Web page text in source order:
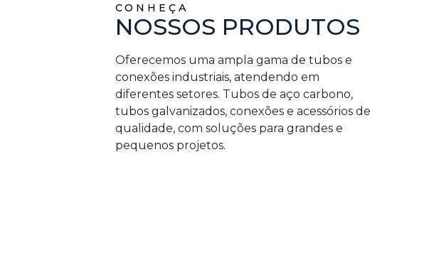
CONHEÇA
NOSSOS PRODUTOS
Oferecemos uma ampla gama de tubos e
conexões industriais, atendendo em
diferentes setores. Tubos de aço carbono,
tubos galvanizados, conexões e acessórios de
qualidade, com soluções para grandes e
pequenos projetos.